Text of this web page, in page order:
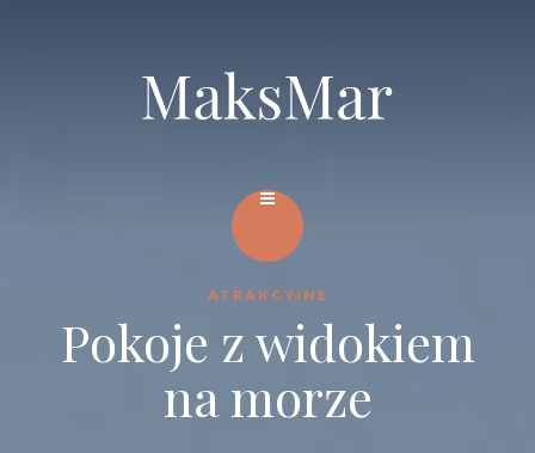
ATRAKCYJNE
Pokoje z widokiem
na morze